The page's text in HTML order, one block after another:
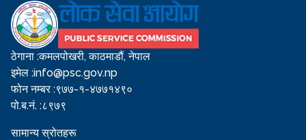
ठेगाना :कमलपोखरी, काठमाडौं, नेपाल
इमेल :info@psc.gov.np
फोन नम्बर :९७७-१-४७७१४९०
पो.ब.नं. :८९७९
सामान्य स्रोतहरू